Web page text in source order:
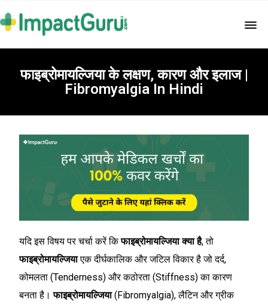
फाइब्रोमायल्जिया के लक्षण, कारण और इलाज |
Fibromyalgia In Hindi
यदि इस विषय पर चर्चा करें किफाइब्रोमायल्जिया क्या है, तो
फाइब्रोमायल्जियाएक दीर्घकालिक और जटिल विकार है जो दर्द,
कोमलता (Tenderness) और कठोरता (Stiffness) का कारण
बनता है।फाइब्रोमायल्जिया(Fibromyalgia), लैटिन और ग्रीक